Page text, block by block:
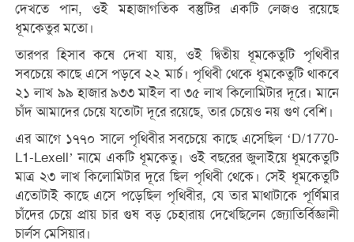
দেখতে পান, ওই মহাজাগতিক বস্তুটির একটি লেজও রয়েছে
ধূমকেতুর মতো।
তারপর হিসাব কষে দেখা যায়, ওই দ্বিতীয় ধূমকেতুটি পৃথিবীর
সবচেয়ে কাছে এসে পড়বে ২২ মার্চ। পৃথিবী থেকে ধূমকেতুটি থাকবে
২১ লাখ ৯৯ হাজার ৯৩৩ মাইল বা ৩৫ লাখ কিলোমিটার দূরে। মানে
চাঁদ আমাদের চেয়ে যতোটা দূরে রয়েছে, তার চেয়েও নয় গুণ বেশি।
এর আগে ১৭৭০ সালে পৃথিবীর সবচেয়ে কাছে এসেছিল ‘D/1770-
L1-Lexell’ নামে একটি ধূমকেতু। ওই বছরের জুলাইয়ে ধূমকেতুটি
মাত্র ২৩ লাখ কিলোমিটার দূরে ছিল পৃথিবী থেকে। সেই ধূমকেতুটি
এতোটাই কাছে এসে পড়েছিল পৃথিবীর, যে তার মাথাটাকে পূর্ণিমার
চাঁদের চেয়ে প্রায় চার গুষ বড় চেহারায় দেখেছিলেন জ্যোতির্বিজ্ঞানী
চার্লস মেসিয়ার।